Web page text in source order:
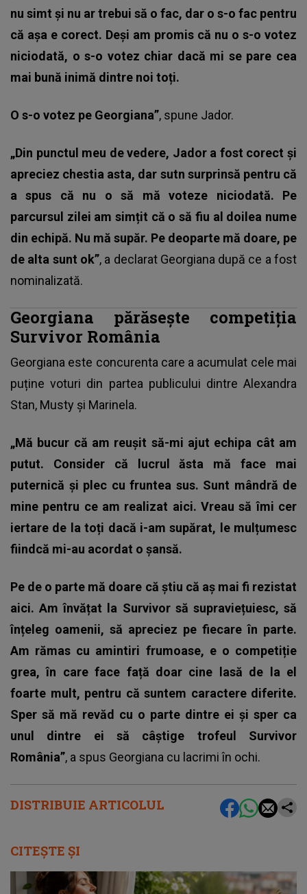
DISTRIBUIE ARTICOLUL
nu simt și nu ar trebui să o fac, dar o s-o fac pentru
că așa e corect. Deși am promis că nu o s-o votez
niciodată, o s-o votez chiar dacă mi se pare cea
mai bună inimă dintre noi toți.
O s-o votez pe Georgiana”, spune Jador.
„Din punctul meu de vedere, Jador a fost corect și
apreciez chestia asta, dar sutn surprinsă pentru că
a spus că nu o să mă voteze niciodată. Pe
parcursul zilei am simțit că o să fiu al doilea nume
din echipă. Nu mă supăr. Pe deoparte mă doare, pe
de alta sunt ok”, a declarat Georgiana după ce a fost
nominalizată.
Georgiana părăsește competiția
Survivor România
Georgiana este concurenta care a acumulat cele mai
puține voturi din partea publicului dintre Alexandra
Stan, Musty și Marinela.
„Mă bucur că am reușit să-mi ajut echipa cât am
putut. Consider că lucrul ăsta mă face mai
puternică și plec cu fruntea sus. Sunt mândră de
mine pentru ce am realizat aici. Vreau să îmi cer
iertare de la toți dacă i-am supărat, le mulțumesc
fiindcă mi-au acordat o șansă.
Pe de o parte mă doare că știu că aș mai fi rezistat
aici. Am învățat la Survivor să supraviețuiesc, să
înțeleg oamenii, să apreciez pe fiecare în parte.
Am rămas cu amintiri frumoase, e o competiție
grea, în care face față doar cine lasă de la el
foarte mult, pentru că suntem caractere diferite.
Sper să mă revăd cu o parte dintre ei și sper ca
unul dintre ei să câștige trofeul Survivor
România”, a spus Georgiana cu lacrimi în ochi.
CITEȘTE ȘI